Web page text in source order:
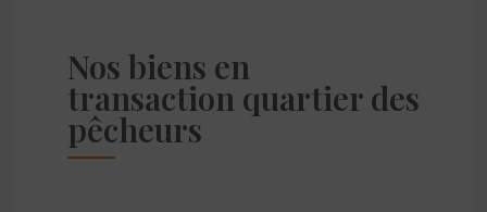
Nos biens en
transaction quartier des
pêcheurs